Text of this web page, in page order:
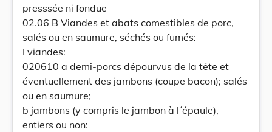
presssée ni fondue
02.06 B Viandes et abats comestibles de porc,
salés ou en saumure, séchés ou fumés:
I viandes:
020610 a demi-porcs dépourvus de la tête et
éventuellement des jambons (coupe bacon); salés
ou en saumure;
b jambons (y compris le jambon à l´épaule),
entiers ou non: